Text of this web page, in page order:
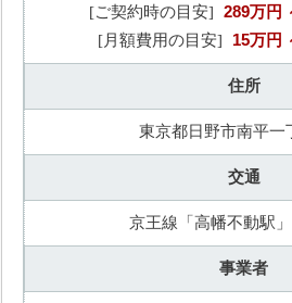
[ご契約時の目安] 289万円
[月額費用の目安] 15万円
住所
東京都日野市南平一
交通
京王線「高幡不動駅
事業者